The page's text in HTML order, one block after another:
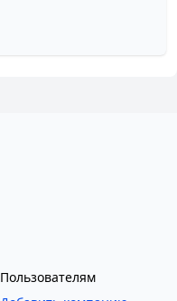
Пользователям